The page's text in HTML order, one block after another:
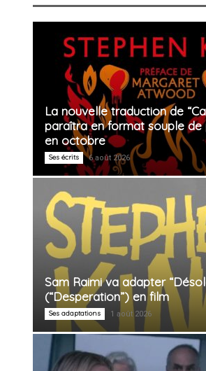
La nouvelle traduction de
paraîtra en format souple de
en octobre
Ses écrits 6 août 2026
Sam Raimi va adapter
(“Desperation”) en film
Ses adaptations 1 août 2026